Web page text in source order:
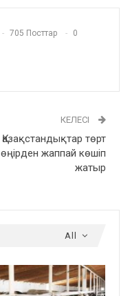
705 Посттар 0
КЕЛЕСІ
Қазақстандықтар төрт
өңірден жаппай көшіп
жатыр
All